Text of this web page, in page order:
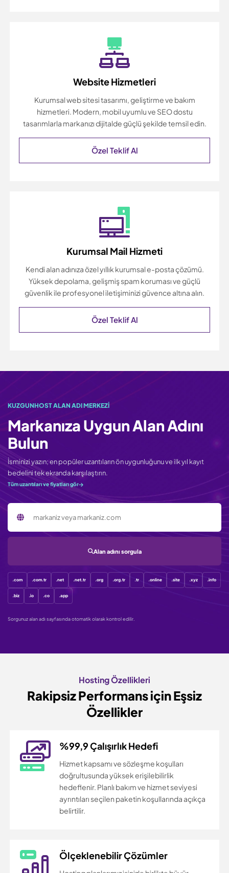
Website Hizmetleri
Kurumsal web sitesi tasarımı, geliştirme ve bakım
hizmetleri. Modern, mobil uyumlu ve SEO dostu
tasarımlarla markanızı dijitalde güçlü şekilde temsil edin.
Özel Teklif Al
Kurumsal Mail Hizmeti
Kendi alan adınıza özel yıllık kurumsal e-posta çözümü.
Yüksek depolama, gelişmiş spam koruması ve güçlü
güvenlik ile profesyonel iletişiminizi güvence altına alın.
Özel Teklif Al
KUZGUNHOST ALAN ADI MERKEZI
Markanıza Uygun Alan Adını
Bulun
İsminizi yazın; en popüler uzantıların ön uygunluğunu ve ilk yıl kayıt
bedelini tek ekranda karşılaştırın.
Tüm uzantıları ve fiyatları gör
Sorgulanacak alan adı
Alan adını sorgula
.com .com.tr .net .net.tr .org .org.tr .tr .online .site .xyz .info
.biz .io .co .app
Sorgunuz alan adı sayfasında otomatik olarak kontrol edilir.
Hosting Özellikleri
Rakipsiz Performans içinEşsiz
Özellikler
%99,9 Çalışırlık Hedefi
Hizmet kapsamı ve sözleşme koşulları
doğrultusunda yüksek erişilebilirlik
hedeflenir. Planlı bakım ve hizmet seviyesi
ayrıntıları seçilen paketin koşullarında açıkça
belirtilir.
Ölçeklenebilir Çözümler